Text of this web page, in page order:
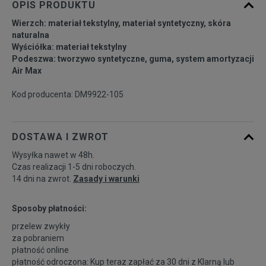
39 25 cm Powiadom o dostępności
40 25,5 cm Powiadom o dostępności
40,5 26 cm
27 cm
43 28 cm
44 28,5 cm Powiadom o dostępności
OPIS PRODUKTU
Wierzch: materiał tekstylny, materiał syntetyczny, skóra
naturalna
Wyściółka: materiał tekstylny
Podeszwa: tworzywo syntetyczne, guma, system amortyzacji
Air Max
Kod producenta: DM9922-105
DOSTAWA I ZWROT
Wysyłka nawet w 48h.
Czas realizacji 1-5 dni roboczych.
14 dni na zwrot. Zasady i warunki
Sposoby płatności:
przelew zwykły
za pobraniem
płatność online
płatność odroczona: Kup teraz zapłać za 30 dni z Klarną lub